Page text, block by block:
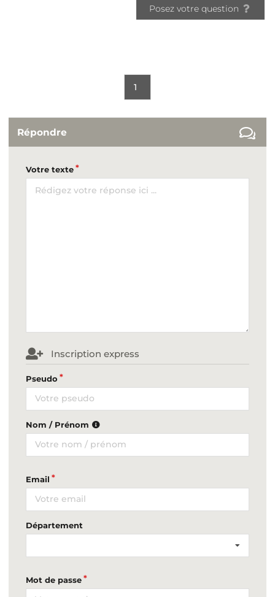
Posez votre question
1
Répondre
Votre texte
Inscription express
Pseudo
Nom / Prénom
Email
Département
Mot de passe